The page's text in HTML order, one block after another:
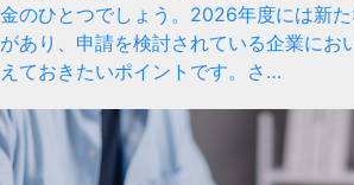
金のひとつでしょう。2026年度には新
があり、申請を検討されている企業にお
えておきたいポイントです。さ…